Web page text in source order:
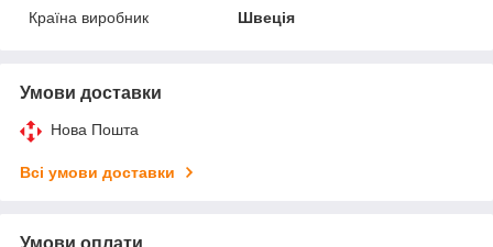
Країна виробник
Швеція
Умови доставки
Нова Пошта
Всі умови доставки
Умови оплати